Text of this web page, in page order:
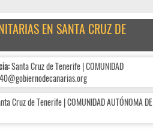
EN SANTA CRUZ DE
Santa Cruz de Tenerife | COMUNIDAD
Cruz de Tenerife | COMUNIDAD AUTÓNOMA DE